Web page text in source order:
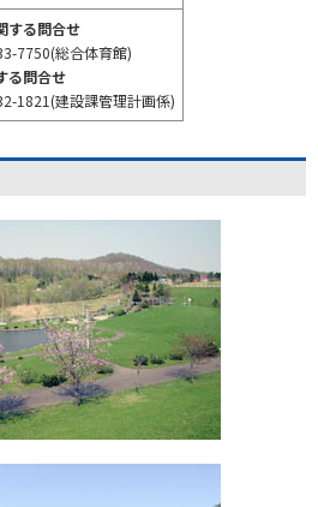
する問合せ
7750(総合体育館)
る問合せ
1821(建設課管理計画係)